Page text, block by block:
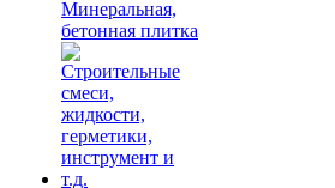
Минеральная,
бетонная плитка